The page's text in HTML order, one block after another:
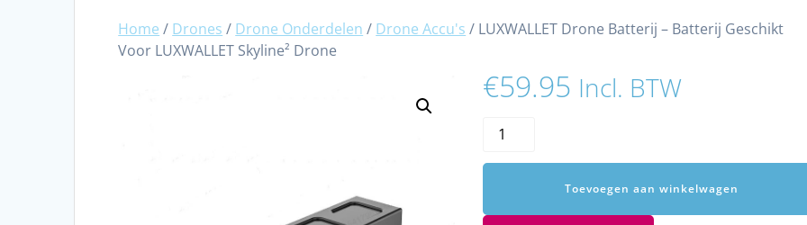
Home / Drones / Drone Onderdelen / Drone Accu's / LUXWALLET Drone Batterij – Batterij Geschikt
Voor LUXWALLET Skyline² Drone
€59.95 Incl. BTW
LUXWALLET
Batterij
Batterij
Toevoegen aan winkelwagen